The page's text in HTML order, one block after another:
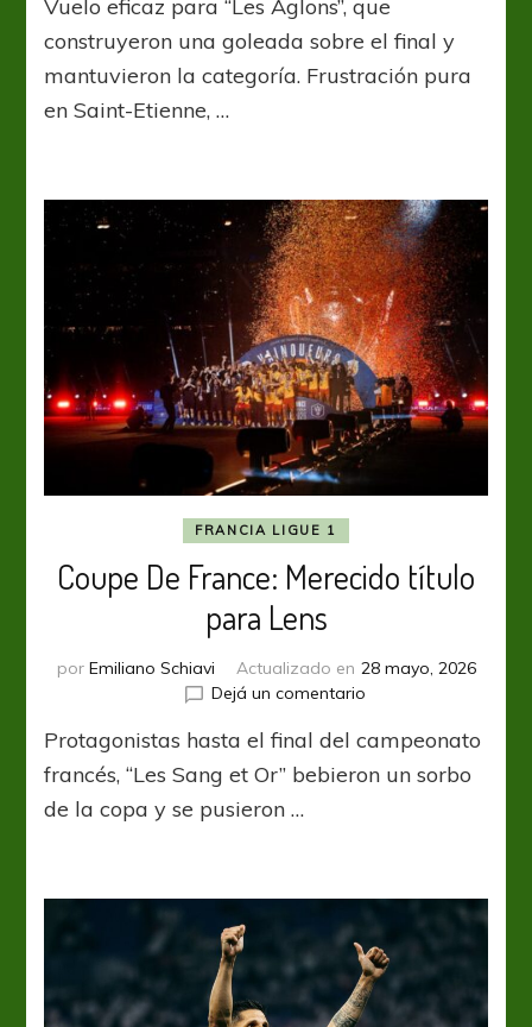
puso
fin
su
en
Primera
Vuelo eficaz para “Les Aglons”, que
construyeron una goleada sobre el final y
mantuvieron la categoría. Frustración pura
en Saint-Etienne, …
FRANCIA LIGUE 1
Coupe De France: Merecido título
para Lens
por Emiliano Schiavi Actualizado en 28 mayo, 2026
Dejá un comentarioen
De
France:
Protagonistas hasta el final del campeonato
francés, “Les Sang et Or” bebieron un sorbo
de la copa y se pusieron …